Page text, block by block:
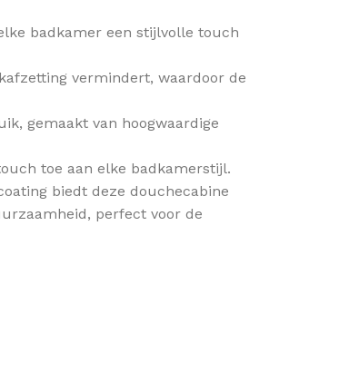
badkamer een stijlvolle touch
vermindert, waardoor de
gemaakt van hoogwaardige
toe aan elke badkamerstijl.
biedt deze douchecabine
perfect voor de